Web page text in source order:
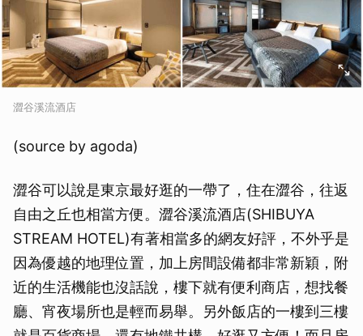
澀谷溪流酒店
(source by agoda)
澀谷可以說是東京最好逛的一帶了，住在澀谷，往返
自由之丘也相當方便。澀谷溪流酒店(SHIBUYA
STREAM HOTEL)有著相當多的網友好評，不外乎是
因為優越的地理位置，加上房間設備都非常新穎，附
近的生活機能也沒話說，樓下就有便利商店，想找餐
廳、宵夜場所也是輕而易舉。另外飯店的一樓到三樓